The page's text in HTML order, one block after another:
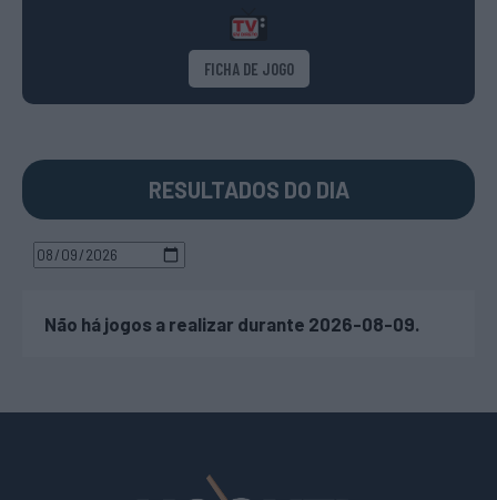
FICHA DE JOGO
RESULTADOS DO DIA
Não há jogos a realizar durante 2026-08-09.